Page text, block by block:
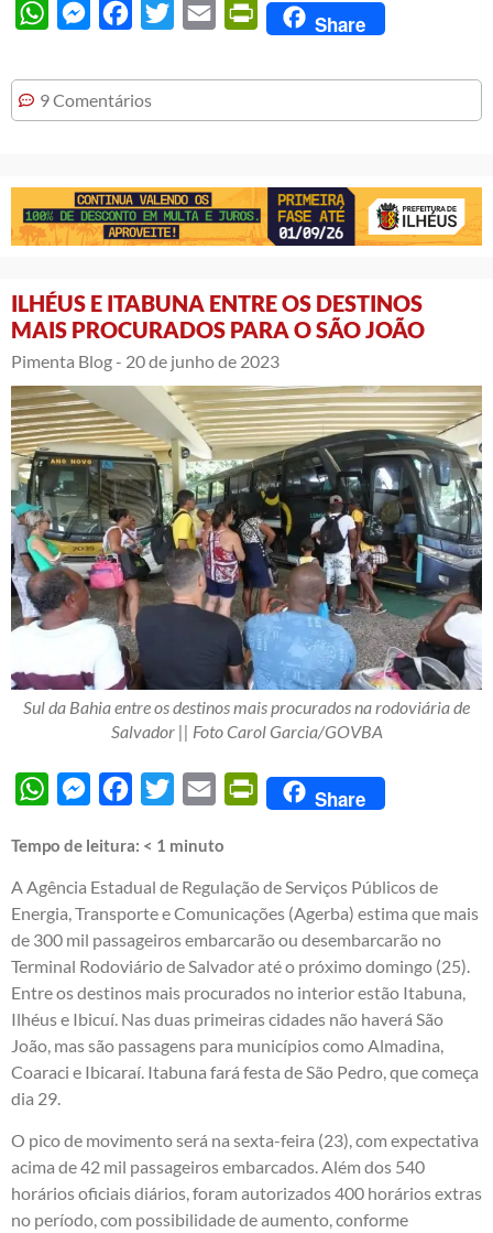
WhatsAppMessengerFacebook
Twitter Email PrintFriendly
Share
9 Comentários
ILHÉUS E ITABUNA ENTRE OS DESTINOS
MAIS PROCURADOS PARA O SÃO JOÃO
Pimenta Blog - 20 de junho de 2023
Sul da Bahia entre os destinos mais procurados na rodoviária de
Salvador || Foto Carol Garcia/GOVBA
WhatsAppMessengerFacebook
Twitter Email PrintFriendly
Share
Tempo de leitura: < 1 minuto
A Agência Estadual de Regulação de Serviços Públicos de
Energia, Transporte e Comunicações (Agerba) estima que mais
de 300 mil passageiros embarcarão ou desembarcarão no
Terminal Rodoviário de Salvador até o próximo domingo (25).
Entre os destinos mais procurados no interior estão Itabuna,
Ilhéus e Ibicuí. Nas duas primeiras cidades não haverá São
João, mas são passagens para municípios como Almadina,
Coaraci e Ibicaraí. Itabuna fará festa de São Pedro, que começa
dia 29.
O pico de movimento será na sexta-feira (23), com expectativa
acima de 42 mil passageiros embarcados. Além dos 540
horários oficiais diários, foram autorizados 400 horários extras
no período, com possibilidade de aumento, conforme